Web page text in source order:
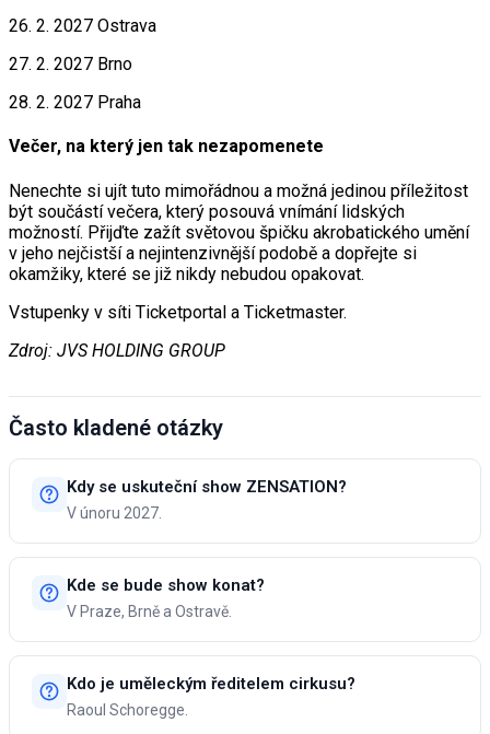
26. 2. 2027 Ostrava
27. 2. 2027 Brno
28. 2. 2027 Praha
Večer, na který jen tak nezapomenete
Nenechte si ujít tuto mimořádnou a možná jedinou příležitost
být součástí večera, který posouvá vnímání lidských
možností. Přijďte zažít světovou špičku akrobatického umění
v jeho nejčistší a nejintenzivnější podobě a dopřejte si
okamžiky, které se již nikdy nebudou opakovat.
Vstupenky v síti Ticketportal a Ticketmaster.
Zdroj: JVS HOLDING GROUP
Často kladené otázky
Kdy se uskuteční show ZENSATION?
V únoru 2027.
Kde se bude show konat?
V Praze, Brně a Ostravě.
Kdo je uměleckým ředitelem cirkusu?
Raoul Schoregge.